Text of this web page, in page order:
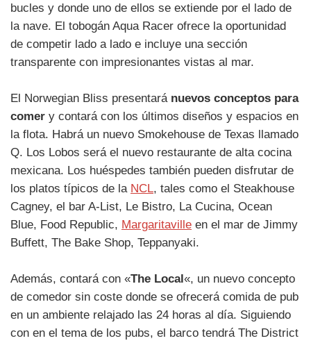
bucles y donde uno de ellos se extiende por el lado de
la nave. El tobogán Aqua Racer ofrece la oportunidad
de competir lado a lado e incluye una sección
transparente con impresionantes vistas al mar.
El Norwegian Bliss presentará nuevos conceptos para
comer y contará con los últimos diseños y espacios en
la flota. Habrá un nuevo Smokehouse de Texas llamado
Q. Los Lobos será el nuevo restaurante de alta cocina
mexicana. Los huéspedes también pueden disfrutar de
los platos típicos de la NCL, tales como el Steakhouse
Cagney, el bar A-List, Le Bistro, La Cucina, Ocean
Blue, Food Republic, Margaritaville en el mar de Jimmy
Buffett, The Bake Shop, Teppanyaki.
Además, contará con «The Local«, un nuevo concepto
de comedor sin coste donde se ofrecerá comida de pub
en un ambiente relajado las 24 horas al día. Siguiendo
con en el tema de los pubs, el barco tendrá The District